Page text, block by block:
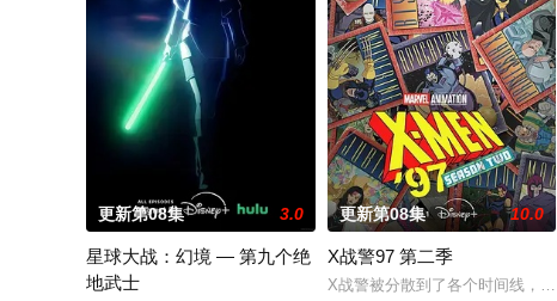
更新第08集 3.0
星球大战：幻境 — 第九个绝
地武士
更新第08集 10.0
X战警97 第二季
X战警被分散到了各个时间线，